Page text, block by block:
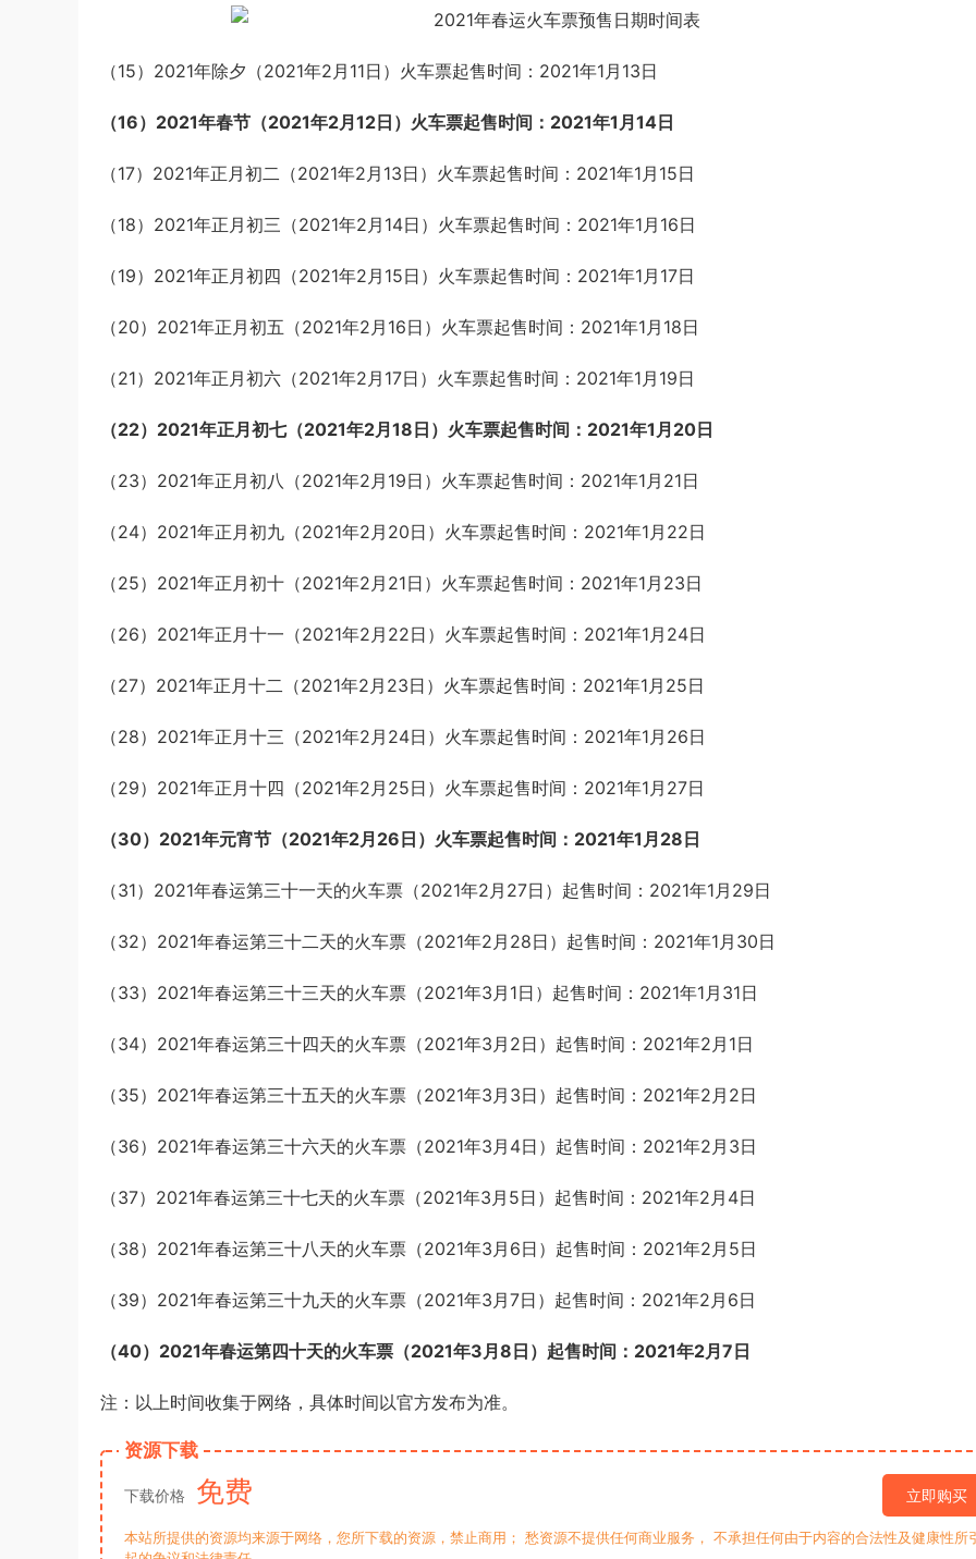
（15）2021年除夕（2021年2月11日）火车票起售时间：2021年1月13日
（16）2021年春节（2021年2月12日）火车票起售时间：2021年1月14日
（17）2021年正月初二（2021年2月13日）火车票起售时间：2021年1月15日
（18）2021年正月初三（2021年2月14日）火车票起售时间：2021年1月16日
（19）2021年正月初四（2021年2月15日）火车票起售时间：2021年1月17日
（20）2021年正月初五（2021年2月16日）火车票起售时间：2021年1月18日
（21）2021年正月初六（2021年2月17日）火车票起售时间：2021年1月19日
（22）2021年正月初七（2021年2月18日）火车票起售时间：2021年1月20日
（23）2021年正月初八（2021年2月19日）火车票起售时间：2021年1月21日
（24）2021年正月初九（2021年2月20日）火车票起售时间：2021年1月22日
（25）2021年正月初十（2021年2月21日）火车票起售时间：2021年1月23日
（26）2021年正月十一（2021年2月22日）火车票起售时间：2021年1月24日
（27）2021年正月十二（2021年2月23日）火车票起售时间：2021年1月25日
（28）2021年正月十三（2021年2月24日）火车票起售时间：2021年1月26日
（29）2021年正月十四（2021年2月25日）火车票起售时间：2021年1月27日
（30）2021年元宵节（2021年2月26日）火车票起售时间：2021年1月28日
（31）2021年春运第三十一天的火车票（2021年2月27日）起售时间：2021年1月29日
（32）2021年春运第三十二天的火车票（2021年2月28日）起售时间：2021年1月30日
（33）2021年春运第三十三天的火车票（2021年3月1日）起售时间：2021年1月31日
（34）2021年春运第三十四天的火车票（2021年3月2日）起售时间：2021年2月1日
（35）2021年春运第三十五天的火车票（2021年3月3日）起售时间：2021年2月2日
（36）2021年春运第三十六天的火车票（2021年3月4日）起售时间：2021年2月3日
（37）2021年春运第三十七天的火车票（2021年3月5日）起售时间：2021年2月4日
（38）2021年春运第三十八天的火车票（2021年3月6日）起售时间：2021年2月5日
（39）2021年春运第三十九天的火车票（2021年3月7日）起售时间：2021年2月6日
（40）2021年春运第四十天的火车票（2021年3月8日）起售时间：2021年2月7日
注：以上时间收集于网络，具体时间以官方发布为准。
资源下载
下载价格 免费 立即购买
本站所提供的资源均来源于网络，您所下载的资源，禁止商用； 愁资源不提供任何商业服务， 不承担任何由于内容的合法性及健康性所